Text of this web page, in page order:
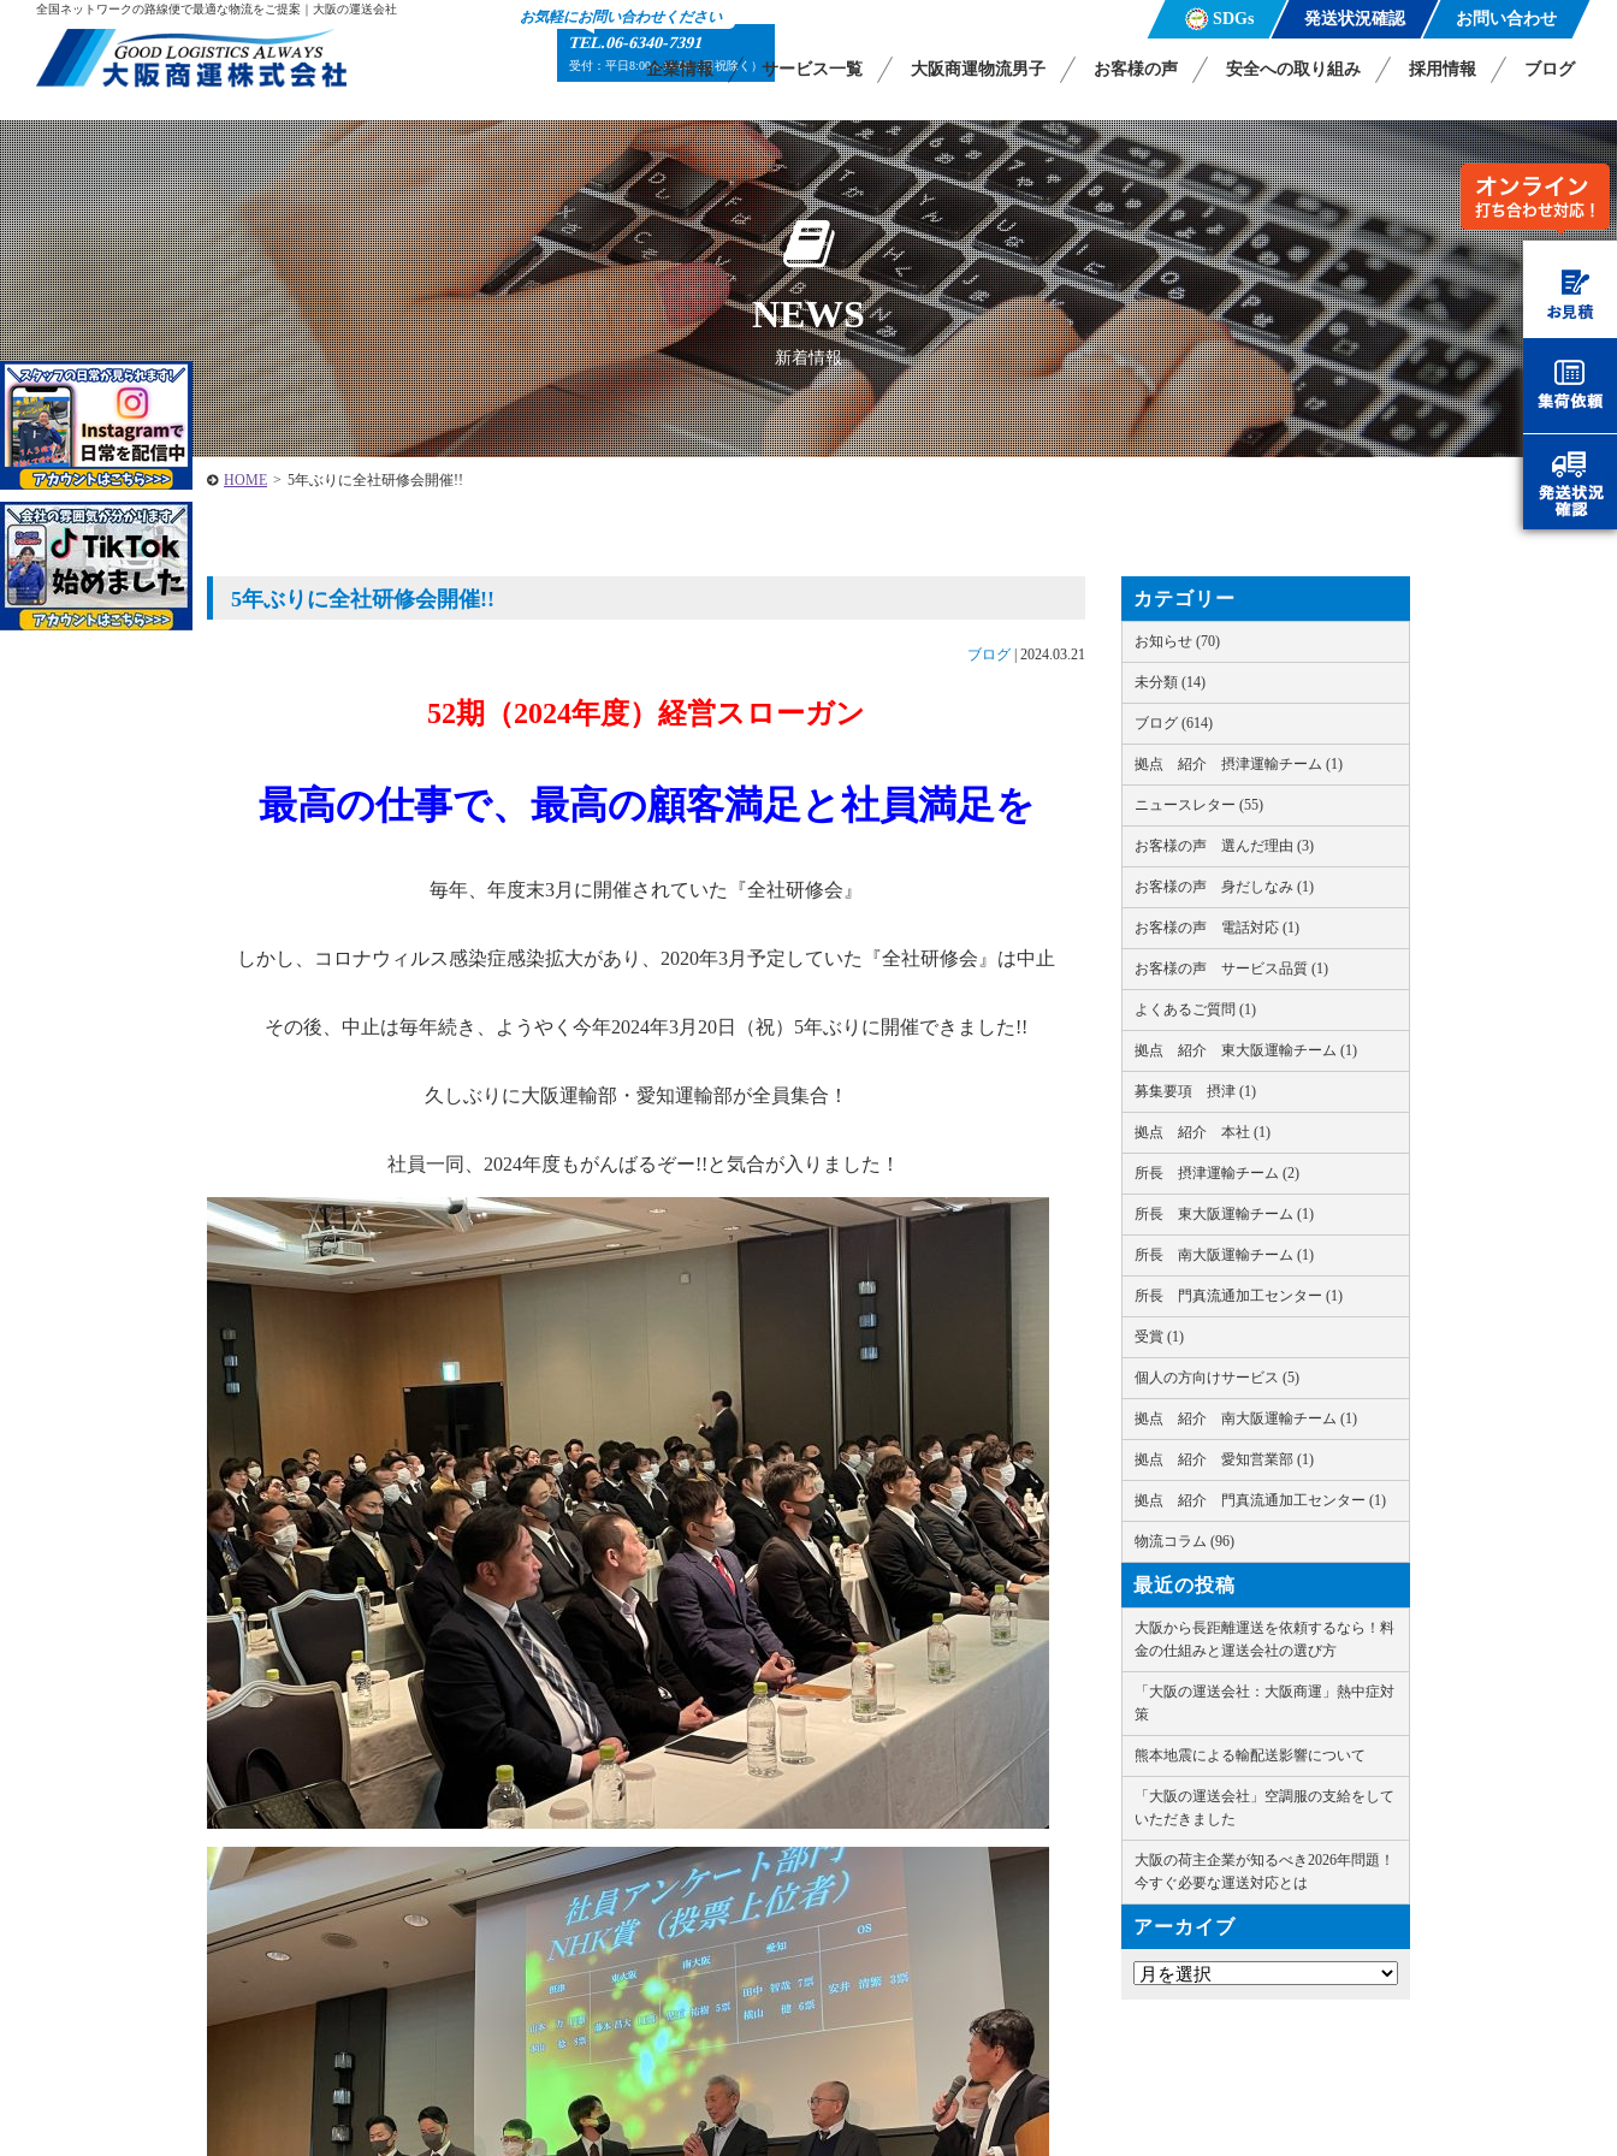
全国ネットワークの路線便で最適な物流をご提案｜大阪の運送会社 お気軽にお問い合わせください
TEL.06-6340-7391
受付：平日8:00～18:00（日祝除く）
企業情報 サービス一覧 大阪商運物流男子 お客様の声 安全への取り組み 採用情報 ブログ
SDGs 発送状況確認 お問い合わせ
NEWS
新着情報
HOME > 5年ぶりに全社研修会開催!!
5年ぶりに全社研修会開催!!
ブログ 2024.03.21
52期（2024年度）経営スローガン
最高の仕事で、最高の顧客満足と社員満足を
毎年、年度末3月に開催されていた『全社研修会』
しかし、コロナウィルス感染症感染拡大があり、2020年3月予定していた『全社研修会』は中止
その後、中止は毎年続き、ようやく今年2024年3月20日（祝）5年ぶりに開催できました!!
久しぶりに大阪運輸部・愛知運輸部が全員集合！
社員一同、2024年度もがんばるぞー!!と気合が入りました！
カテゴリー
お知らせ (70)
未分類 (14)
ブログ (614)
拠点 紹介 摂津運輸チーム (1)
ニュースレター (55)
お客様の声 選んだ理由 (3)
お客様の声 身だしなみ (1)
お客様の声 電話対応 (1)
お客様の声 サービス品質 (1)
よくあるご質問 (1)
拠点 紹介 東大阪運輸チーム (1)
募集要項 摂津 (1)
拠点 紹介 本社 (1)
所長 摂津運輸チーム (2)
所長 東大阪運輸チーム (1)
所長 南大阪運輸チーム (1)
所長 門真流通加工センター (1)
受賞 (1)
個人の方向けサービス (5)
拠点 紹介 南大阪運輸チーム (1)
拠点 紹介 愛知営業部 (1)
拠点 紹介 門真流通加工センター (1)
物流コラム (96)
最近の投稿
大阪から長距離運送を依頼するなら！料
金の仕組みと運送会社の選び方
「大阪の運送会社：大阪商運」熱中症対
策
熊本地震による輸配送影響について
「大阪の運送会社」空調服の支給をして
いただきました
大阪の荷主企業が知るべき2026年問題！
今すぐ必要な運送対応とは
アーカイブ